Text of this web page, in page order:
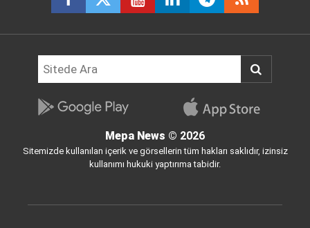
Mepa News © 2026
Sitemizde kullanılan içerik ve görsellerin tüm hakları saklıdır, izinsiz
kullanımı hukuki yaptırıma tabidir.